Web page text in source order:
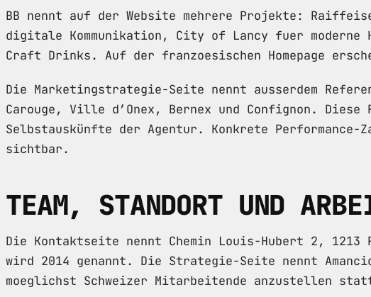
BB nennt auf der Website mehrere Projekte:
digitale Kommunikation, City of Lancy fuer
Craft Drinks. Auf der franzoesischen Homepage
Die Marketingstrategie-Seite nennt ausserdem
Carouge, Ville d’Onex, Bernex und Confignon.
Selbstauskünfte der Agentur. Konkrete
sichtbar.
TEAM, STANDORT UND
Die Kontaktseite nennt Chemin Louis-Hubert 2,
wird 2014 genannt. Die Strategie-Seite nennt
moeglichst Schweizer Mitarbeitende anzustellen